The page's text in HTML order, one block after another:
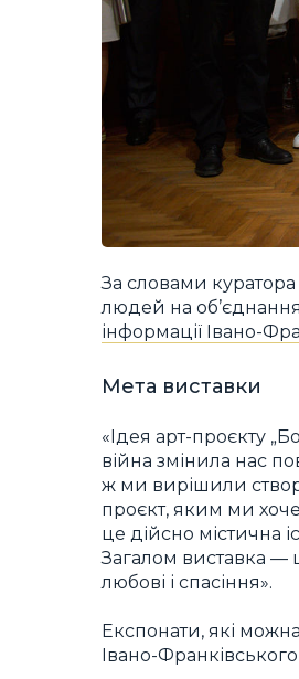
За словами
людей на
інформації Івано-
Мета виставки
«Ідея арт-проєкту
війна змінила нас
ж ми вирішили
проєкт, яким ми
це дійсно містична
Загалом виставка —
любові і спасіння».
Експонати, які
Івано-